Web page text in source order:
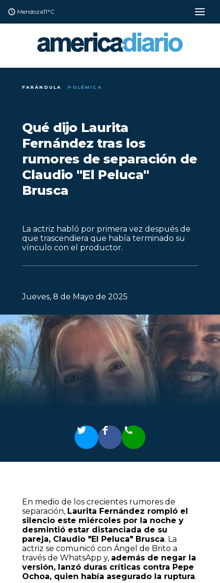
Mendoza11°C
FARÁNDULA POLÉMICA
Qué dijo Laurita
Fernández tras los
rumores de separación de
Claudio "El Peluca"
Brusca
La actriz habló por primera vez después de
que trascendiera que había terminado su
vínculo con el productor.
Jueves, 8 de Mayo de 2025
En medio de los crecientes rumores de
separación, Laurita Fernández rompió el
silencio este miércoles por la noche y
desmintió estar distanciada de su
pareja, Claudio "El Peluca" Brusca. La
actriz se comunicó con Ángel de Brito a
través de WhatsApp y, además de negar la
versión, lanzó duras críticas contra Pepe
Ochoa, quien había asegurado la ruptura.